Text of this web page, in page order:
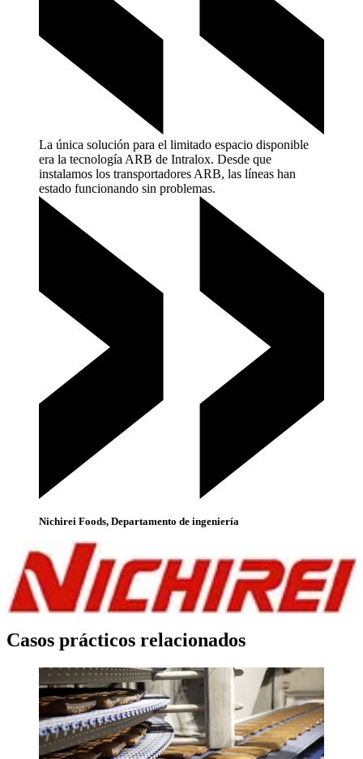
La única solución para el limitado espacio disponible
era la tecnología ARB de Intralox. Desde que
instalamos los transportadores ARB, las líneas han
estado funcionando sin problemas.
Nichirei Foods, Departamento de ingeniería
Casos prácticos relacionados